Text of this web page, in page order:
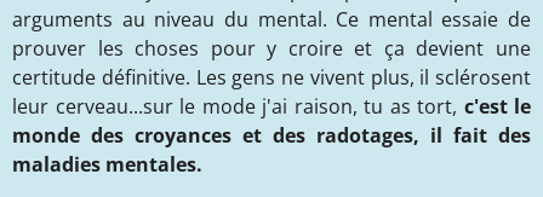
arguments au niveau du mental. Ce mental essaie de
prouver les choses pour y croire et ça devient une
certitude définitive. Les gens ne vivent plus, il sclérosent
leur cerveau...sur le mode j'ai raison, tu as tort, c'est le
monde des croyances et des radotages, il fait des
maladies mentales.